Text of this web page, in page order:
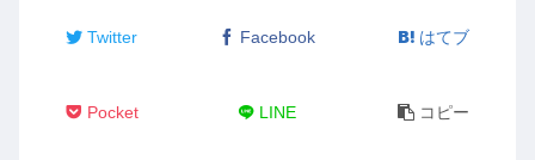
Twitter Facebook はてブ
Pocket LINE コピー